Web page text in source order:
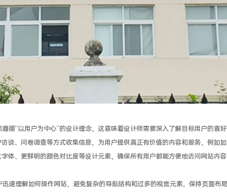
循“以用户为中心”的设计理念，这意味着设计师需要深入了解目标用户的喜
谈、问卷调查等方式收集信息，为用户提供真正有价值的内容和服务，例如
体、更鲜明的颜色对比度等设计元素，确保所有用户都能方便地访问网站内容
速理解如何操作网站，避免复杂的导航结构和过多的视觉元素，保持页面布